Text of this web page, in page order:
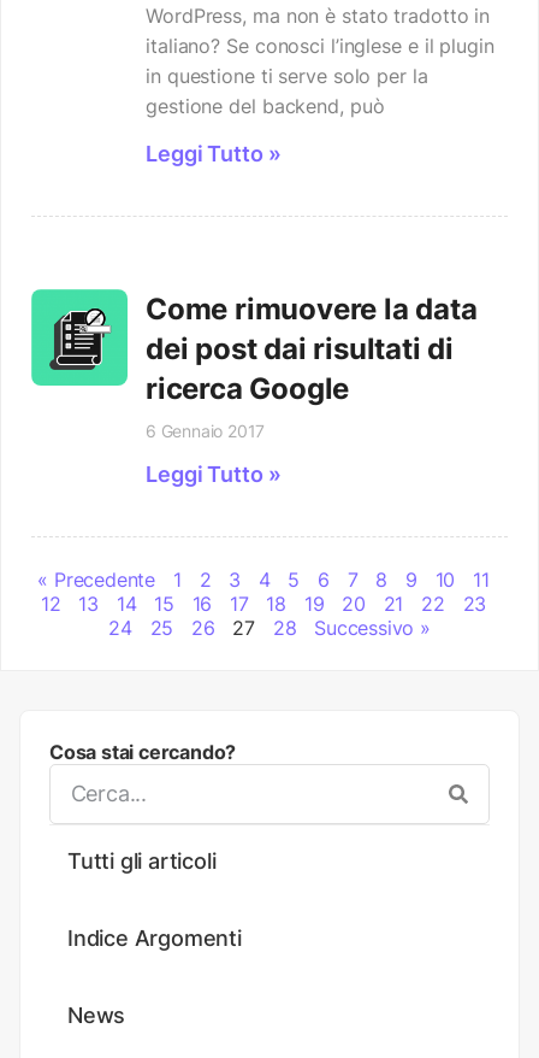
Cosa stai cercando?
Tutti gli articoli
Indice Argomenti
News
WordPress, ma non è stato tradotto in
italiano? Se conosci l’inglese e il plugin
in questione ti serve solo per la
gestione del backend, può
Leggi Tutto »
Come rimuovere la data
dei post dai risultati di
ricerca Google
6 Gennaio 2017
Leggi Tutto »
« Precedente 1 2 3 4 5 6 7 8 9 10
11
12
13 14 15 16 17 18 19 20 21 22
23
24
25 26 27 28 Successivo »